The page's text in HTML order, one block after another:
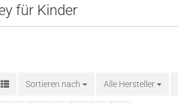
für Kinder
Sortieren nach
Sortieren nach Alle Hersteller